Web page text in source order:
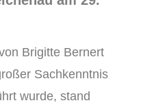
Brigitte Bernert
Sachkenntnis
wurde, stand